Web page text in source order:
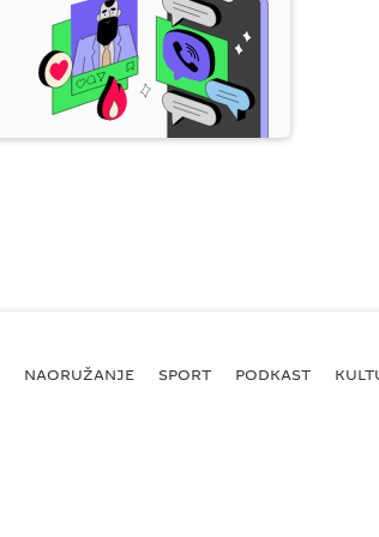
NAORUŽANJE SPORT PODKAST